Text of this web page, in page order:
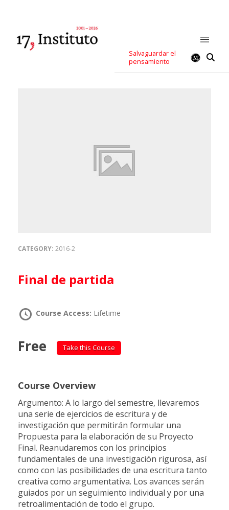
Salvaguardar el
pensamiento
CATEGORY: 2016-2
Final de partida
Course Access: Lifetime
Free Take this Course
Course Overview
Argumento: A lo largo del semestre, llevaremos
una serie de ejercicios de escritura y de
investigación que permitirán formular una
Propuesta para la elaboración de su Proyecto
Final. Reanudaremos con los principios
fundamentales de una investigación rigurosa, así
como con las posibilidades de una escritura tanto
creativa como argumentativa. Los avances serán
guiados por un seguimiento individual y por una
retroalimentación de todo el grupo.